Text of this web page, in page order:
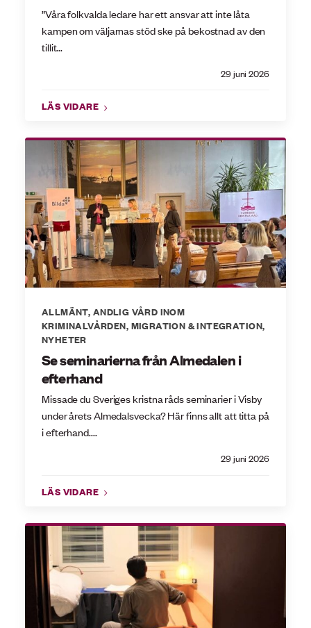
29 juni 2026
”Våra folkvalda ledare har ett ansvar att inte låta
kampen om väljarnas stöd ske på bekostnad av den
tillit...
LÄS VIDARE
ALLMÄNT, ANDLIG VÅRD INOM
KRIMINALVÅRDEN, MIGRATION & INTEGRATION,
NYHETER
Se seminarierna från Almedalen i
efterhand
29 juni 2026
Missade du Sveriges kristna råds seminarier i Visby
under årets Almedalsvecka? Här finns allt att titta på
i efterhand....
LÄS VIDARE